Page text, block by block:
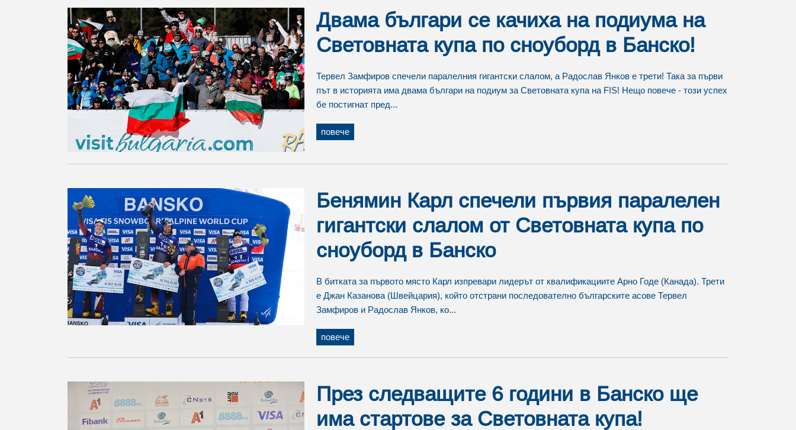
Двама българи се качиха на подиума на
Световната купа по сноуборд в Банско!
Тервел Замфиров спечели паралелния гигантски слалом, а Радослав Янков е трети! Така за първи
път в историята има двама българи на подиум за Световната купа на FIS! Нещо повече - този успех
бе постигнат пред...
повече
Бенямин Карл спечели първия паралелен
гигантски слалом от Световната купа по
сноуборд в Банско
В битката за първото място Карл изпревари лидерът от квалификациите Арно Годе (Канада). Трети
е Джан Казанова (Швейцария), който отстрани последователно българските асове Тервел
Замфиров и Радослав Янков, ко...
повече
През следващите 6 години в Банско ще
има стартове за Световната купа!